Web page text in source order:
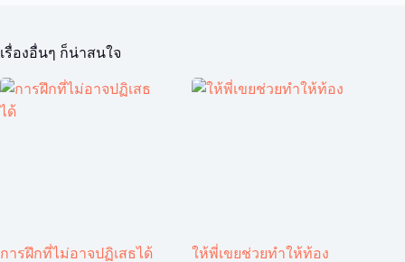
เรื่องอื่นๆ ก็น่าสนใจ
การฝึกที่ไม่อาจปฏิเสธได้ ให้พี่เขยช่วยทำให้ท้อง